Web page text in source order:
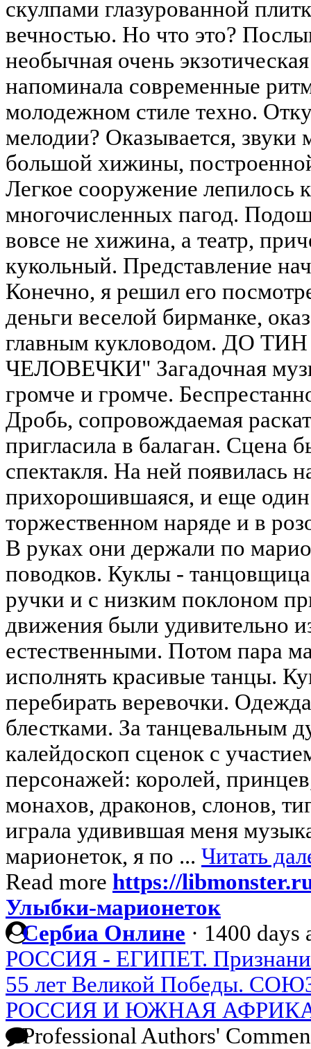
скулпами глазурованной
вечностью. Но что это?
необычная очень
напоминала современные
молодежном стиле техно.
мелодии? Оказывается, звуки
большой хижины,
Легкое сооружение лепилось
многочисленных пагод.
вовсе не хижина, а театр,
кукольный. Представление
Конечно, я решил его
деньги веселой бирманке,
главным кукловодом. ДО
ЧЕЛОВЕЧКИ" Загадочная
громче и громче.
Дробь, сопровождаемая
пригласила в балаган. Сцена
спектакля. На ней появилась
прихорошившаяся, и еще один
торжественном наряде и в
В руках они держали по
поводков. Куклы -
ручки и с низким поклоном
движения были удивительно
естественными. Потом пара
исполнять красивые танцы.
перебирать веревочки.
блестками. За танцевальным
калейдоскоп сценок с
персонажей: королей,
монахов, драконов, слонов,
играла удивившая меня
марионеток, я по ... Читать
Read more https://
Улыбки-марионеток
Сербиа Онлине · 1400 days
РОССИЯ - ЕГИПЕТ.
55 лет Великой Победы.
РОССИЯ И ЮЖНАЯ
Professional Authors'